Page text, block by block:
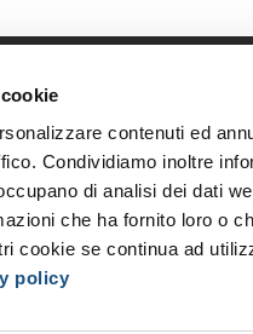
contenuti ed
Condividiamo inoltre
di analisi dei dati
che ha fornito loro o
cookie se continua ad
policy
Home
Accedi